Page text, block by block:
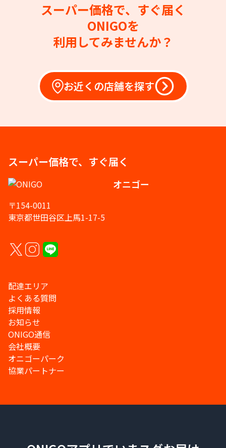
スーパー価格で、すぐ届く
ONIGOを
利用してみませんか？
お近くの店舗を探す
スーパー価格で、すぐ届く
オニゴー
〒154-0011
東京都世田谷区上馬1-17-5
配達エリア
よくある質問
採用情報
お知らせ
ONIGO通信
会社概要
オニゴーパーク
協業パートナー